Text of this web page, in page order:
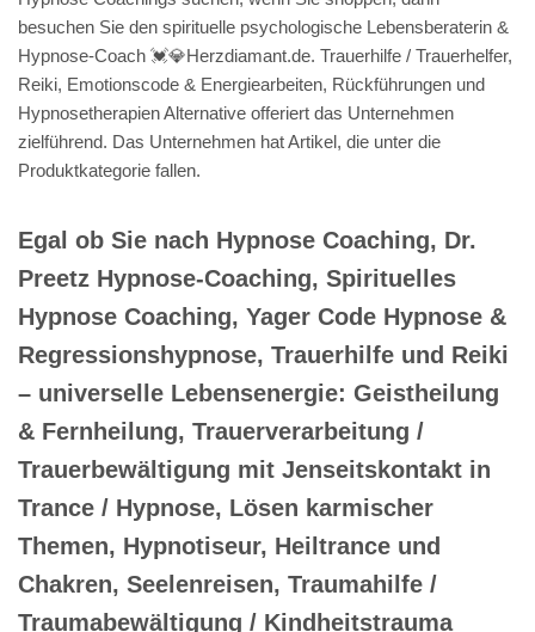
besuchen Sie den spirituelle psychologische Lebensberaterin &
Hypnose-Coach 💓️💎Herzdiamant.de. Trauerhilfe / Trauerhelfer,
Reiki, Emotionscode & Energiearbeiten, Rückführungen und
Hypnosetherapien Alternative offeriert das Unternehmen
zielführend. Das Unternehmen hat Artikel, die unter die
Produktkategorie fallen.
Egal ob Sie nach Hypnose Coaching, Dr.
Preetz Hypnose-Coaching, Spirituelles
Hypnose Coaching, Yager Code Hypnose &
Regressionshypnose, Trauerhilfe und Reiki
– universelle Lebensenergie: Geistheilung
& Fernheilung, Trauerverarbeitung /
Trauerbewältigung mit Jenseitskontakt in
Trance / Hypnose, Lösen karmischer
Themen, Hypnotiseur, Heiltrance und
Chakren, Seelenreisen, Traumahilfe /
Traumabewältigung / Kindheitstrauma